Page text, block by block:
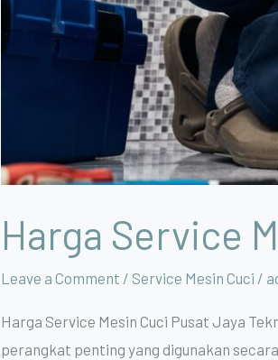
Harga Service
Leave a Comment / Service Mesin Cuci /
Harga Service Mesin Cuci Pusat Jaya
perangkat penting yang digunakan